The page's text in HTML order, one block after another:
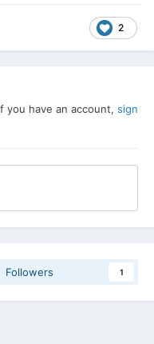
2
you have an account, sign
Followers 1